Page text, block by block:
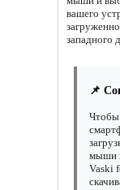
вашего
западного
📌
Чтобы
мыши
Vaski